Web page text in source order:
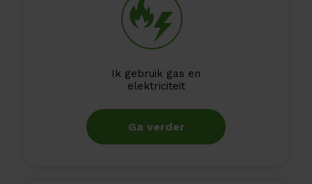
Ik gebruik gas en
elektriciteit
Ga verder